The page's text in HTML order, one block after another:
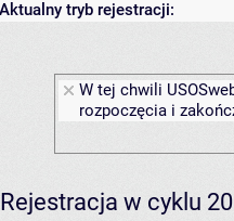
Aktualny tryb rejestracji:
W tej chwili
rozpoczęcia i
Rejestracja w cyklu